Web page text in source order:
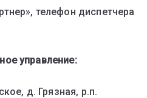
телефон диспетчера
управление:
д. Грязная, р.п.